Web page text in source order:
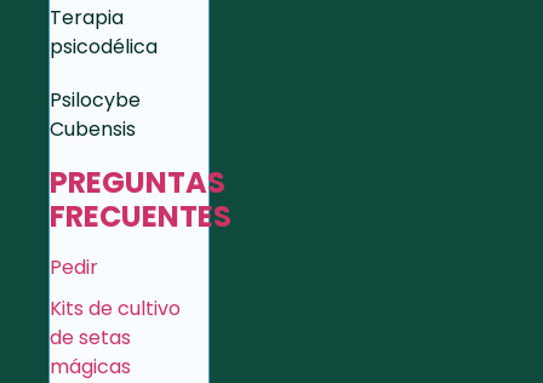
Terapia
psicodélica
Psilocybe
Cubensis
PREGUNTAS
FRECUENTES
Pedir
Kits de cultivo
de setas
mágicas